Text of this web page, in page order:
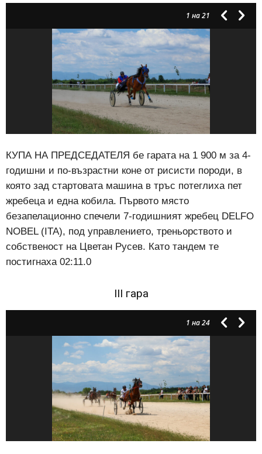
1 на 21
КУПА НА ПРЕДСЕДАТЕЛЯ бе гарата на 1 900 м за 4-
годишни и по-възрастни коне от рисисти породи, в
която зад стартовата машина в тръс потеглиха пет
жребеца и една кобила. Първото място
безапелационно спечели 7-годишният жребец DELFO
NOBEL (ITA), под управлението, треньорството и
собственост на Цветан Русев. Като тандем те
постигнаха 02:11.0
III гара
1 на 24